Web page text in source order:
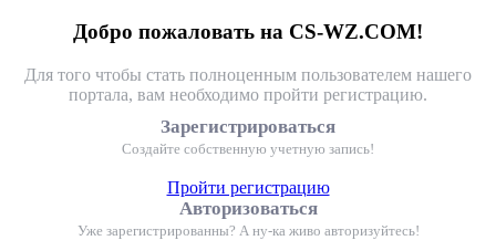
Добро пожаловать на CS-WZ.COM!
Для того чтобы стать полноценным пользователем нашего
портала, вам необходимо пройти регистрацию.
Зарегистрироваться
Создайте собственную учетную запись!
Пройти регистрацию
Авторизоваться
Уже зарегистрированны? А ну-ка живо авторизуйтесь!